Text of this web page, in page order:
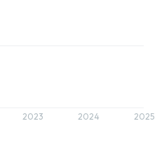
2023 2024 2025